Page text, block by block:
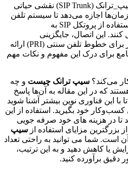
در دنیای ارتباطات مدرن، #سیپ_ترانک (SIP Trunk) نقشی حیاتی
اجازه می‌دهد تا سیستم تلفن
خود را از طریق اینترنت و با استفاده از پروتکل SIP به
این اتصال، جایگزینی
مقرون‌به‌صرفه و انعطاف‌پذیر برای خطوط تلفن سنتی (PRI) ارائه
برای درک این مفهوم و نکات مهم
می‌کند؟ سیپ ترانک چیست و چه
که در این مقاله به آن‌ها پاسخ
با این فناوری نوین بیشتر آشنا شوید
کسب‌وکار خود بگیرید. استفاده از این
تا در هزینه های خود صرفه جویی
مزایای استفاده از سیپ
است. شما می توانید به راحتی تعداد
یا کاهش دهید و به این ترتیب،
دقیق برآورده کنید.